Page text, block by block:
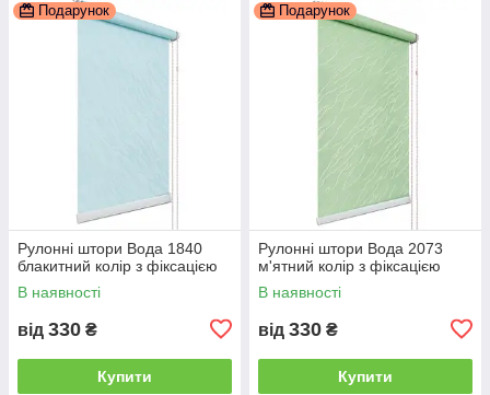
Подарунок
Рулонні штори Вода 1840
блакитний колір з фіксацією
В наявності
від 330 ₴
Купити
Подарунок
Рулонні штори Вода 2073
м'ятний колір з фіксацією
В наявності
від 330 ₴
Купити